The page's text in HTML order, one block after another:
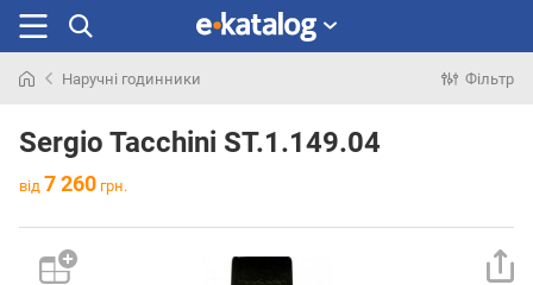
раніше
Наручні годинники Фільтр
Sergio Tacchini ST.1.149.04
від 7 260 грн.